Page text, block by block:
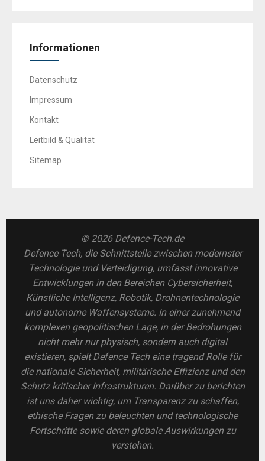
Informationen
Datenschutz
Impressum
Kontakt
Leitbild & Qualität
Sitemap
© 2026 Defence-Tech.de
Defence Tech, die Schnittstelle zwischen modernster
Technologie und Verteidigung, umfasst innovative
Entwicklungen in den Bereichen Cybersicherheit,
Künstliche Intelligenz, Robotik, Drohnentechnologie
und autonome Waffensysteme. In einer zunehmend
komplexen geopolitischen Lage, in der Bedrohungen
nicht mehr nur physisch, sondern auch digital
existieren, spielt Defence Tech eine tragend Rolle für
die nationale Sicherheit, militärische Effizienz und den
Schutz kritischer Infrastrukturen. Darüber zu berichten
ist uns daher wichtig, um Transparenz zu schaffen,
ethische Fragen zu beleuchten und technologische
Fortschritte sowie deren globale Auswirkungen zu
verstehen.